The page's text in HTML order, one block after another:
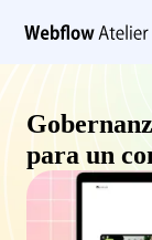
para un